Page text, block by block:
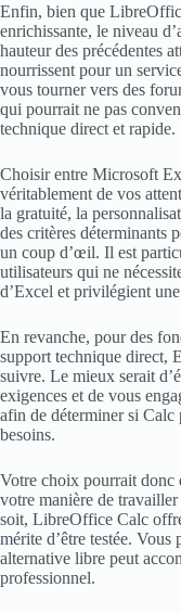
Enfin, bien que
enrichissante, le niveau
hauteur des précédentes
nourrissent pour un
vous tourner vers des
qui pourrait ne pas
technique direct et rapide.
Choisir entre Microsoft
véritablement de vos
la gratuité, la
des critères déterminants
un coup d’œil. Il est
utilisateurs qui ne
d’Excel et privilégient
En revanche, pour des
support technique direct,
suivre. Le mieux serait
exigences et de vous
afin de déterminer si Calc
besoins.
Votre choix pourrait donc
votre manière de
soit, LibreOffice Calc
mérite d’être testée. Vous
alternative libre peut
professionnel.